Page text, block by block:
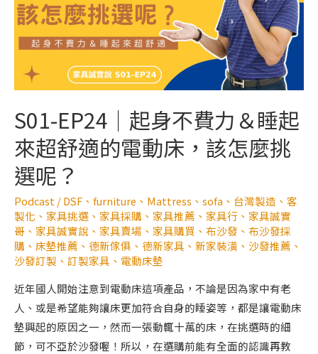
S01-EP24｜起身不費力＆睡起
來超舒適的電動床，該怎麼挑
選呢？
Podcast/DSF 、 furniture 、 Mattress 、 sofa 、 台灣製造 、 客
製化 、 家具挑選 、 家具採購 、 家具推薦 、 家具行 、 家具誠實
哥 、 家具誠實說 、 家具賣場 、 家具購買 、 布沙發 、 布沙發採
購 、 床墊推薦 、 德新傢俱 、 德新家具 、 新家裝潢 、 沙發推薦 、
沙發訂製 、 訂製家具 、 電動床墊
近年國人開始注意到電動床這項產品，不論是因為家中有老
人、或是希望能夠讓床更加符合自身的睡姿等，都是讓電動床
墊興起的原因之一，然而一張動輒十萬的床，在挑選時的細
節，可不亞於沙發喔！所以，在選購前能有全面的認識再教